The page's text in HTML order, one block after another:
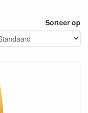
Sorteer op